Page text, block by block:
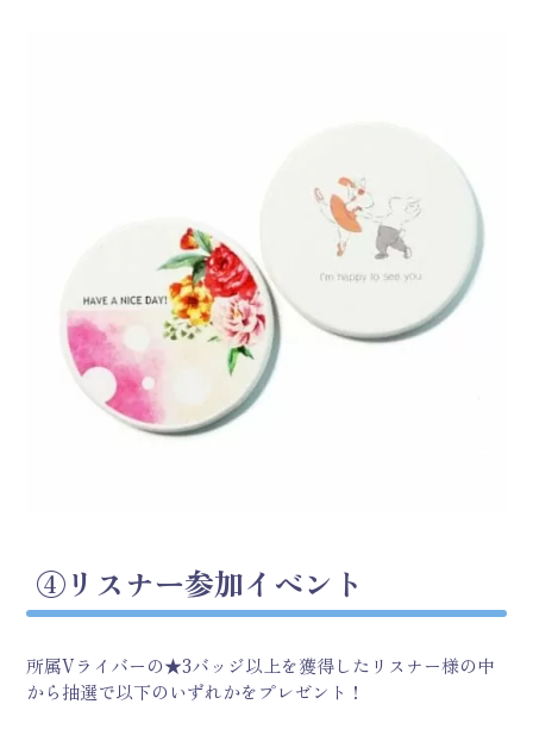
④リスナー参加イベント
所属Vライバーの★3バッジ以上を獲得したリスナー様の中
から抽選で以下のいずれかをプレゼント！